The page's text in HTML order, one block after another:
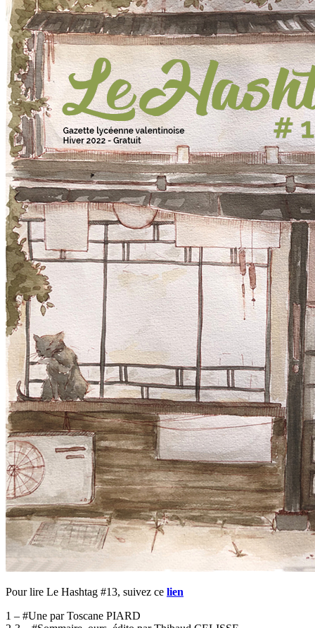
Pour lire Le Hashtag #13, suivez ce lien
1 – #Une par Toscane PIARD